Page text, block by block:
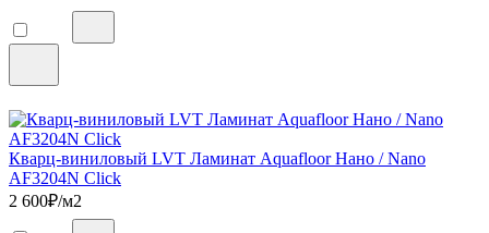
Кварц-виниловый LVT Ламинат Aquafloor Нано / Nano
AF3204N Click
2 600₽/м2